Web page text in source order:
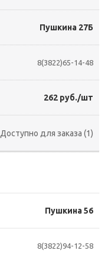
Пушкина 27Б
8(3822)65-14-48
262 руб./шт
Доступно для заказа (1)
Пушкина 56
8(3822)94-12-58